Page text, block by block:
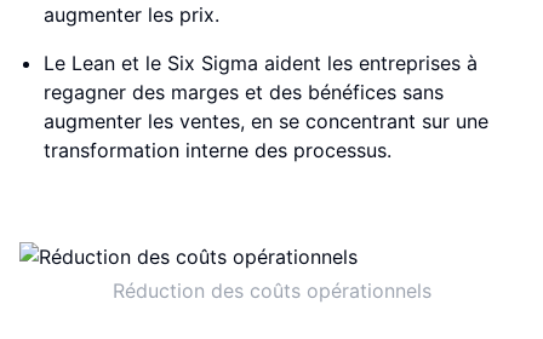
augmenter les prix.
Le Lean et le Six Sigma aident les entreprises à
regagner des marges et des bénéfices sans
augmenter les ventes, en se concentrant sur une
transformation interne des processus.
Réduction des coûts opérationnels